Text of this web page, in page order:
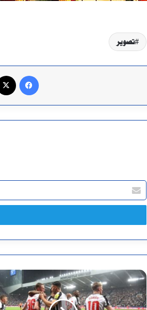
تصوير
فيسبوك
أدخل
بريدك
الإلكتروني